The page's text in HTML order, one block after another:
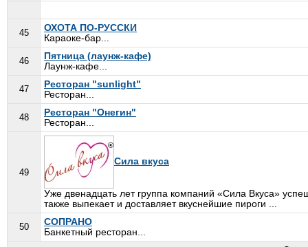
45
ОХОТА ПО-РУССКИ
Караоке-бар...
46
Пятница (лаунж-кафе)
Лаунж-кафе...
47
Ресторан "sunlight"
Ресторан...
48
Ресторан "Онегин"
Ресторан...
49
Сила вкуса
Уже двенадцать лет группа компаний «Сила Вкуса»
также выпекает и доставляет вкуснейшие пироги ...
50
СОПРАНО
Банкетный ресторан...